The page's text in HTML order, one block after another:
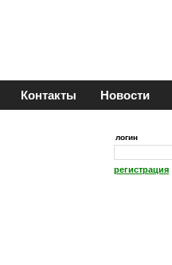
Контакты Новости
логин
регистрация